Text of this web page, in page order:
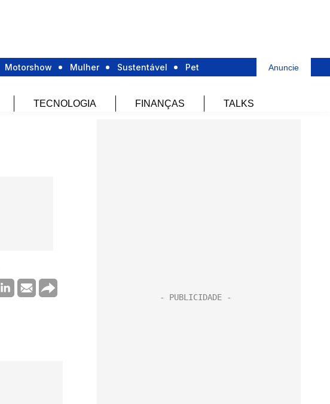
Motorshow Mulher Sustentável Pet Anuncie
TECNOLOGIA FINANÇAS TALKS